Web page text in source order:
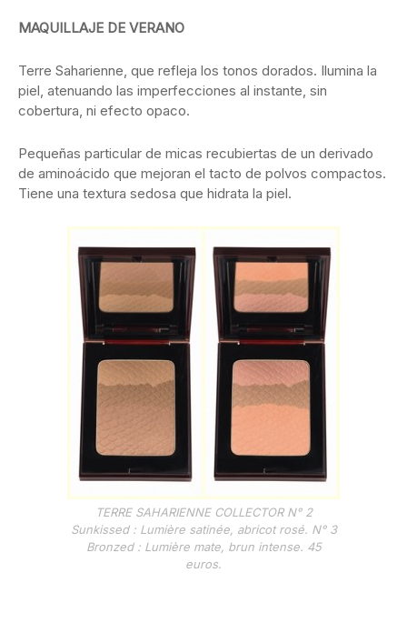
MAQUILLAJE DE VERANO
Terre Saharienne, que refleja los tonos dorados. Ilumina la
piel, atenuando las imperfecciones al instante, sin
cobertura, ni efecto opaco.
Pequeñas particular de micas recubiertas de un derivado
de aminoácido que mejoran el tacto de polvos compactos.
Tiene una textura sedosa que hidrata la piel.
TERRE SAHARIENNE COLLECTOR N° 2
Sunkissed : Lumière satinée, abricot rosé. N° 3
Bronzed : Lumière mate, brun intense. 45
euros.